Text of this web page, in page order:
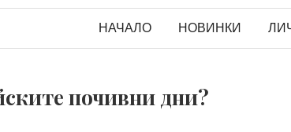
НАЧАЛО НОВИНКИ
почивни дни?